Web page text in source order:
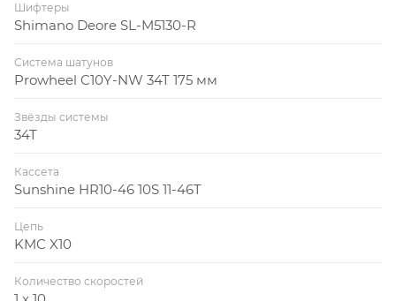
Шифтеры
Shimano Deore SL-M5130-R
Система шатунов
Prowheel C10Y-NW 34T 175 мм
Звёзды системы
34T
Кассета
Sunshine HR10-46 10S 11-46T
Цепь
KMC X10
Количество скоростей